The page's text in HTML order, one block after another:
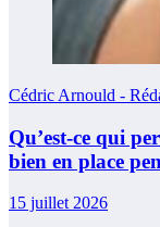
Cédric Arnould -
Qu’est-ce qui
bien en place
15 juillet 2026